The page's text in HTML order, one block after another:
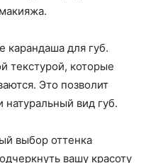
карандаша для губ.
текстурой, которые
Это позволит
натуральный вид губ.
выбор оттенка
вашу красоту